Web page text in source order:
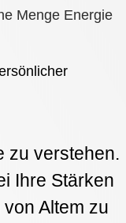
Menge Energie
zu verstehen.
Ihre Stärken
Altem zu